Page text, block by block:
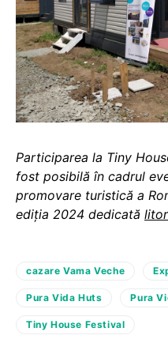
Participarea la Tiny
fost posibilă în cadrul
promovare turistică a
ediția 2024 dedicată
cazare Vama Veche
Pura Vida Huts Pura
Tiny House Festival